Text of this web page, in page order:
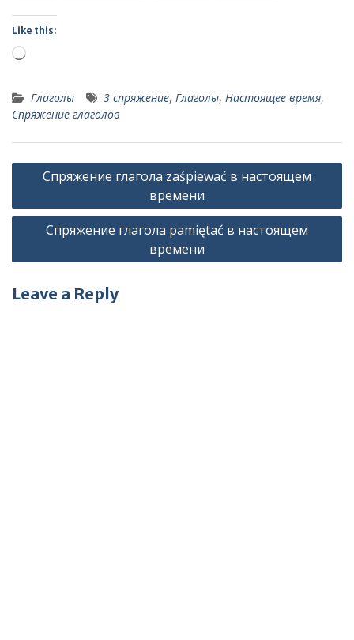
Like this:
Loading…
Глаголы 3 спряжение, Глаголы, Настоящее время,
Спряжение глаголов
Post
navigation
Спряжение глагола zaśpiewać в настоящем
времени
Спряжение глагола pamiętać в настоящем
времени
Leave a Reply